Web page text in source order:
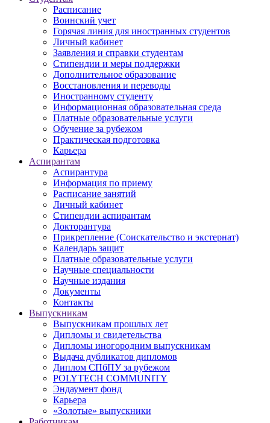
Расписание
Воинский учет
Горячая линия для иностранных студентов
Личный кабинет
Заявления и справки студентам
Стипендии и меры поддержки
Дополнительное образование
Восстановления и переводы
Иностранному студенту
Информационная образовательная среда
Платные образовательные услуги
Обучение за рубежом
Практическая подготовка
Карьера
Аспирантам
Аспирантура
Информация по приему
Расписание занятий
Личный кабинет
Стипендии аспирантам
Докторантура
Прикрепление (Соискательство и экстернат)
Календарь защит
Платные образовательные услуги
Научные специальности
Научные издания
Документы
Контакты
Выпускникам
Выпускникам прошлых лет
Дипломы и свидетельства
Дипломы иногородним выпускникам
Выдача дубликатов дипломов
Диплом СПбПУ за рубежом
POLYTECH COMMUNITY
Эндаумент фонд
Карьера
«Золотые» выпускники